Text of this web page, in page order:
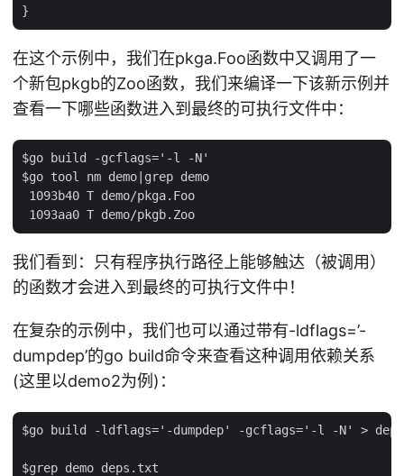
在这个示例中，我们在pkga.Foo函数中又调用了一
个新包pkgb的Zoo函数，我们来编译一下该新示例并
查看一下哪些函数进入到最终的可执行文件中：
$go build -gcflags='-l -N'
$go tool nm demo|grep demo
1093b40 T demo/pkga.Foo
我们看到：只有程序执行路径上能够触达（被调用）
的函数才会进入到最终的可执行文件中！
在复杂的示例中，我们也可以通过带有-ldflags=’-
dumpdep’的go build命令来查看这种调用依赖关系
(这里以demo2为例)：
$go build -ldflags='-dumpdep' -gcflags='-l -N' >
$grep demo deps.txt